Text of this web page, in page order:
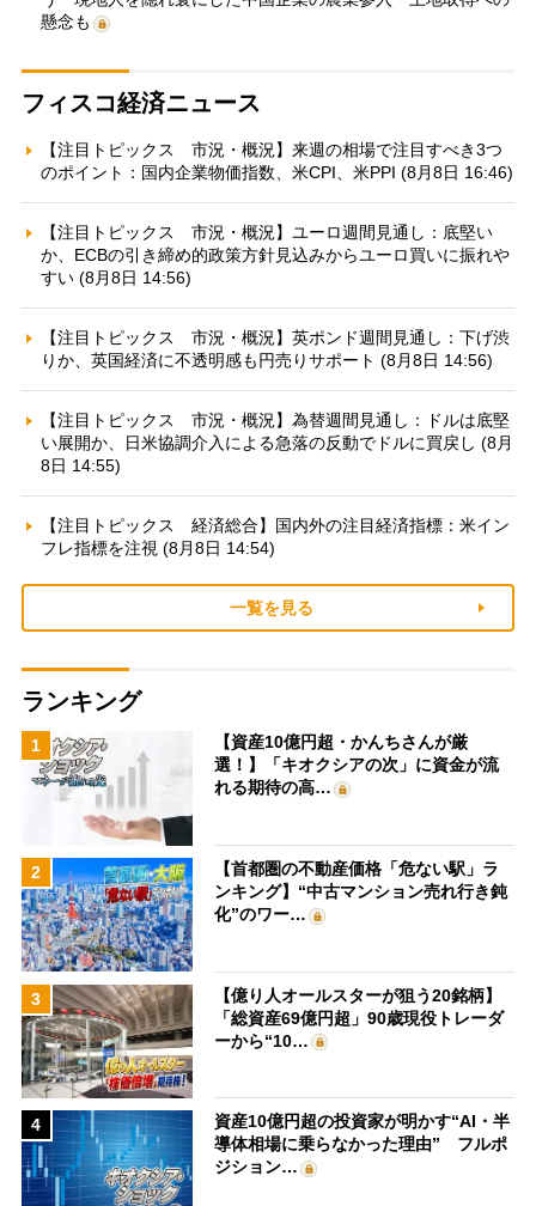
懸念も
フィスコ経済ニュース
【注目トピックス 市況・概況】来週の相場で注目すべき3つ
のポイント：国内企業物価指数、米CPI、米PPI (8月8日 16:46)
【注目トピックス 市況・概況】ユーロ週間見通し：底堅い
か、ECBの引き締め的政策方針見込みからユーロ買いに振れや
すい (8月8日 14:56)
【注目トピックス 市況・概況】英ポンド週間見通し：下げ渋
りか、英国経済に不透明感も円売りサポート (8月8日 14:56)
【注目トピックス 市況・概況】為替週間見通し：ドルは底堅
い展開か、日米協調介入による急落の反動でドルに買戻し (8月
8日 14:55)
【注目トピックス 経済総合】国内外の注目経済指標：米イン
フレ指標を注視 (8月8日 14:54)
一覧を見る
ランキング
1
【資産10億円超・かんちさんが厳
選！】「キオクシアの次」に資金が流
れる期待の高…
2
【首都圏の不動産価格「危ない駅」ラ
ンキング】“中古マンション売れ行き鈍
化”のワー…
3
【億り人オールスターが狙う20銘柄】
「総資産69億円超」90歳現役トレーダ
ーから“10…
4
資産10億円超の投資家が明かす“AI・半
導体相場に乗らなかった理由” フルポ
ジション…